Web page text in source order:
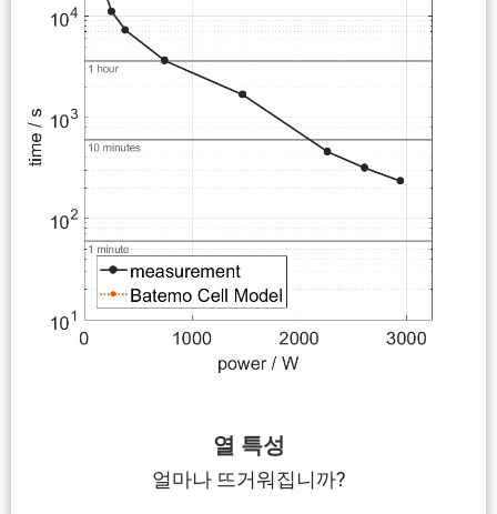
열 특성
얼마나 뜨거워집니까?